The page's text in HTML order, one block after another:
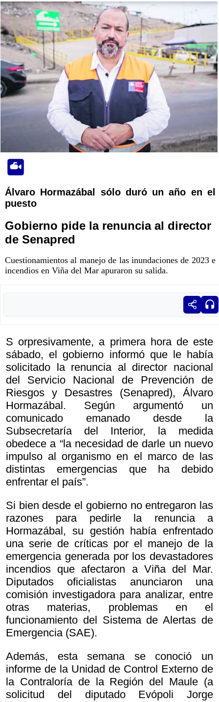
Álvaro Hormazábal sólo duró un año en el
puesto
Gobierno pide la renuncia al director
de Senapred
Cuestionamientos al manejo de las inundaciones de 2023 e
incendios en Viña del Mar apuraron su salida.
S orpresivamente, a primera hora de este
sábado, el gobierno informó que le había
solicitado la renuncia al director nacional
del Servicio Nacional de Prevención de
Riesgos y Desastres (Senapred), Álvaro
Hormazábal. Según argumentó un
comunicado emanado desde la
Subsecretaría del Interior, la medida
obedece a “la necesidad de darle un nuevo
impulso al organismo en el marco de las
distintas emergencias que ha debido
enfrentar el país”.
Si bien desde el gobierno no entregaron las
razones para pedirle la renuncia a
Hormazábal, su gestión había enfrentado
una serie de críticas por el manejo de la
emergencia generada por los devastadores
incendios que afectaron a Viña del Mar.
Diputados oficialistas anunciaron una
comisión investigadora para analizar, entre
otras materias, problemas en el
funcionamiento del Sistema de Alertas de
Emergencia (SAE).
Además, esta semana se conoció un
informe de la Unidad de Control Externo de
la Contraloría de la Región del Maule (a
solicitud del diputado Evópoli Jorge